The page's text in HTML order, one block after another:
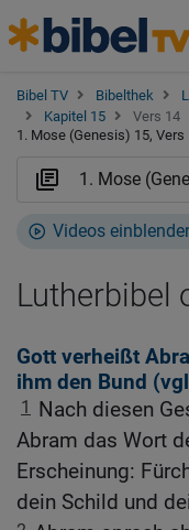
Bibel TV Bibelthek
Kapitel 15
Vers 14
1. Mose (Genesis) 15, Vers
Videos
Lutherbibel
Gott verheißt
ihm den Bund
1
Nach diesen
Abram das Wort
Erscheinung:
dein Schild und